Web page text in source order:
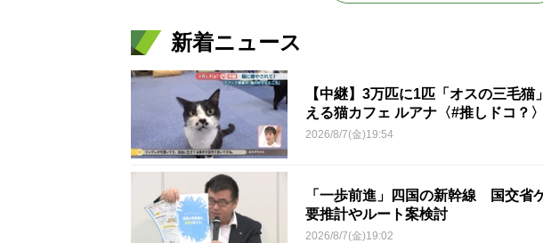
新着ニュース
【中継】3万匹に1匹「オスの三毛
える猫カフェ ルアナ〈#推しドコ？〉
2026/8/7(金)19:54
「一歩前進」四国の新幹線 国交
要推計やルート案検討
2026/8/7(金)19:02